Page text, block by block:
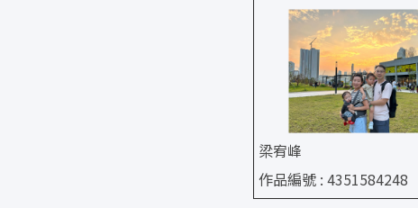
梁宥峰
作品編號 : 4351584248